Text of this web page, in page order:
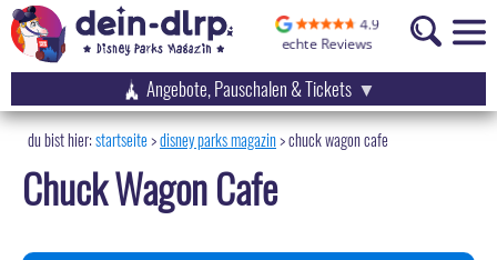
Angebote, Pauschalen & Tickets
startseite disney parks magazin>chuck wagon cafe
Chuck Wagon Cafe